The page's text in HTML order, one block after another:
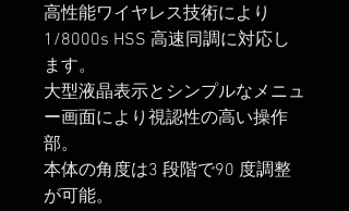
高性能ワイヤレス技術により
1/8000s HSS 高速同調に対応し
ます。
大型液晶表示とシンプルなメニュ
ー画面により視認性の高い操作
部。
本体の角度は3 段階で90 度調整
が可能。